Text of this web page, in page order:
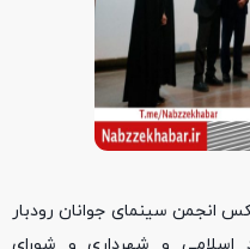
انجمن سینمای جوانان رودبار